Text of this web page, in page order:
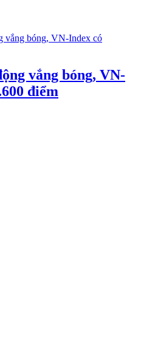
vắng bóng, VN-
điểm